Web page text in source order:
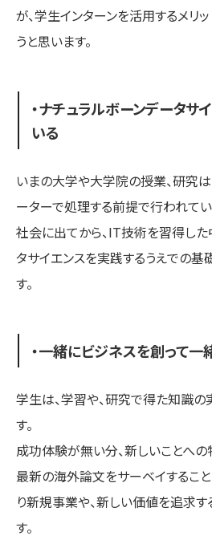
が、学生インターンを活用するメリ
うと思います。
・ナチュラルボーンデータサ
いる
いまの大学や大学院の授業、研究
ーターで処理する前提で行われてい
社会に出てから、IT技術を習得した
タサイエンスを実践するうえでの基
す。
・一緒にビジネスを創って
学生は、学習や、研究で得た知識
す。
成功体験が無い分、新しいことへの
最新の海外論文をサーベイするこ
り新規事業や、新しい価値を追求
す。